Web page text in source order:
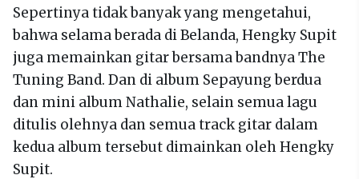
Sepertinya tidak banyak yang mengetahui,
bahwa selama berada di Belanda, Hengky Supit
juga memainkan gitar bersama bandnya The
Tuning Band. Dan di album Sepayung berdua
dan mini album Nathalie, selain semua lagu
ditulis olehnya dan semua track gitar dalam
kedua album tersebut dimainkan oleh Hengky
Supit.